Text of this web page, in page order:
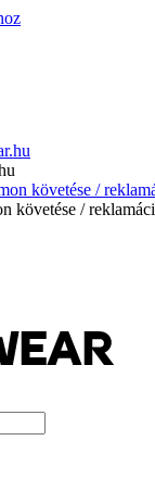
követése /
követése /